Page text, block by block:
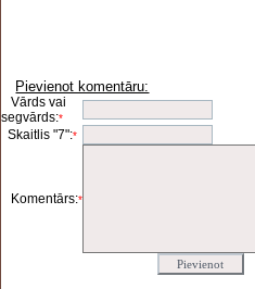
Pievienot komentāru:
Vārds vai
segvārds:*
Skaitlis "7":*
Komentārs:*